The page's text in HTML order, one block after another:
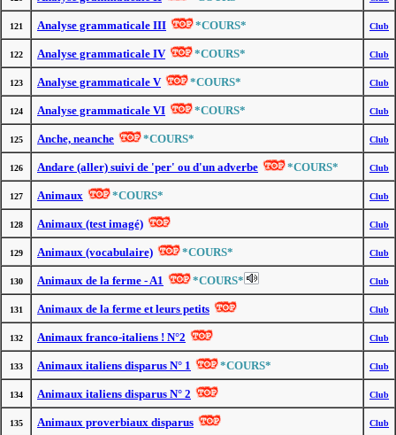
121 Analyse grammaticale III *COURS* Club
122 Analyse grammaticale IV *COURS* Club
123 Analyse grammaticale V *COURS* Club
124 Analyse grammaticale VI *COURS* Club
125 Anche, neanche *COURS* Club
126 Andare (aller) suivi de 'per' ou d'un adverbe *COURS* Club
127 Animaux *COURS* Club
128 Animaux (test imagé) Club
129 Animaux (vocabulaire) *COURS* Club
130 Animaux de la ferme - A1 *COURS* Club
131 Animaux de la ferme et leurs petits Club
132 Animaux franco-italiens ! N°2 Club
133 Animaux italiens disparus N° 1 *COURS* Club
134 Animaux italiens disparus N° 2 Club
135 Animaux proverbiaux disparus Club